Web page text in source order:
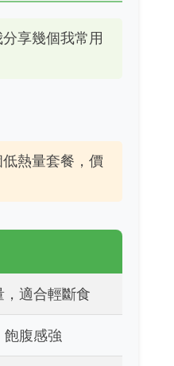
享幾個我常用
熱量套餐，價
，適合輕斷食
飽腹感強